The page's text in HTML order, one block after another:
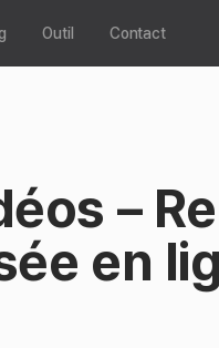
Outil Contact
–
en